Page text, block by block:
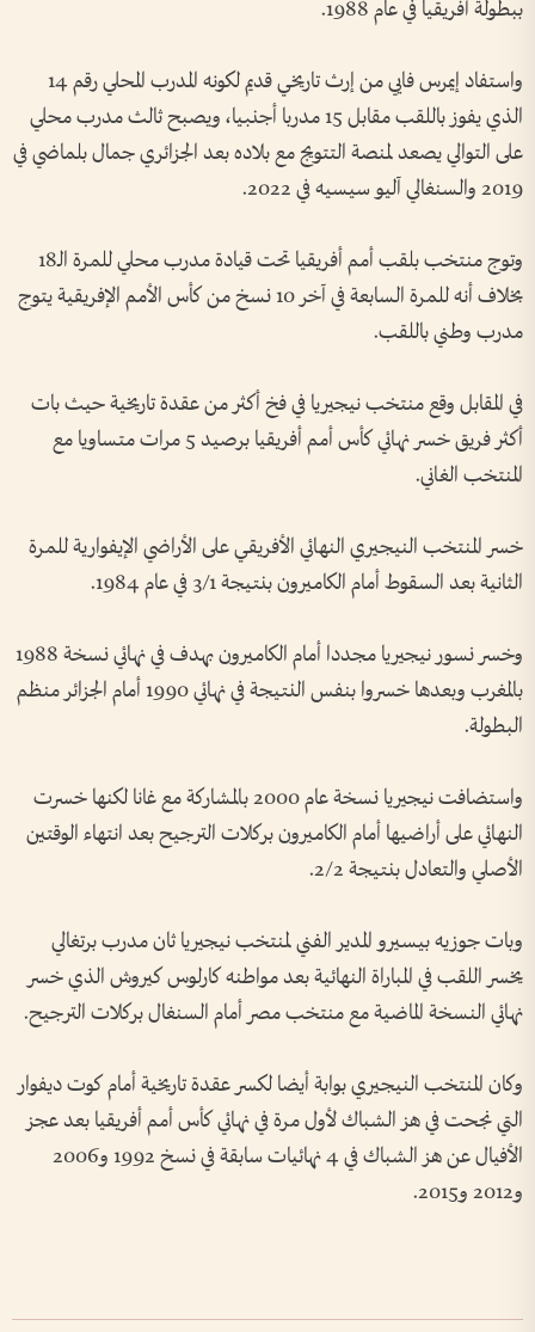
ببطولة أفريقيا في عام 1988.
واستفاد إيمرس فايي من إرث تاريخي قديم لكونه المدرب المحلي رقم 14
الذي يفوز باللقب مقابل 15 مدربا أجنبيا، ويصبح ثالث مدرب محلي
على التوالي يصعد لمنصة التتويج مع بلاده بعد الجزائري جمال بلماضي في
2019 والسنغالي آليو سيسيه في 2022.
وتوج منتخب بلقب أمم أفريقيا تحت قيادة مدرب محلي للمرة الـ18
بخلاف أنه للمرة السابعة في آخر 10 نسخ من كأس الأمم الإفريقية يتوج
مدرب وطني باللقب.
في المقابل وقع منتخب نيجيريا في فخ أكثر من عقدة تاريخية حيث بات
أكثر فريق خسر نهائي كأس أمم أفريقيا برصيد 5 مرات متساويا مع
المنتخب الغاني.
خسر المنتخب النيجيري النهائي الأفريقي على الأراضي الإيفوارية للمرة
الثانية بعد السقوط أمام الكاميرون بنتيجة 3/1 في عام 1984.
وخسر نسور نيجيريا مجددا أمام الكاميرون بهدف في نهائي نسخة 1988
بالمغرب وبعدها خسروا بنفس النتيجة في نهائي 1990 أمام الجزائر منظم
البطولة.
واستضافت نيجيريا نسخة عام 2000 بالمشاركة مع غانا لكنها خسرت
النهائي على أراضيها أمام الكاميرون بركلات الترجيح بعد انتهاء الوقتين
الأصلي والتعادل بنتيجة 2/2.
وبات جوزيه بيسيرو المدير الفني لمنتخب نيجيريا ثان مدرب برتغالي
يخسر اللقب في المباراة النهائية بعد مواطنه كارلوس كيروش الذي خسر
نهائي النسخة الماضية مع منتخب مصر أمام السنغال بركلات الترجيح.
وكان المنتخب النيجيري بوابة أيضا لكسر عقدة تاريخية أمام كوت ديفوار
التي نجحت في هز الشباك لأول مرة في نهائي كأس أمم أفريقيا بعد عجز
الأفيال عن هز الشباك في 4 نهائيات سابقة في نسخ 1992 و2006
و2012 و2015.